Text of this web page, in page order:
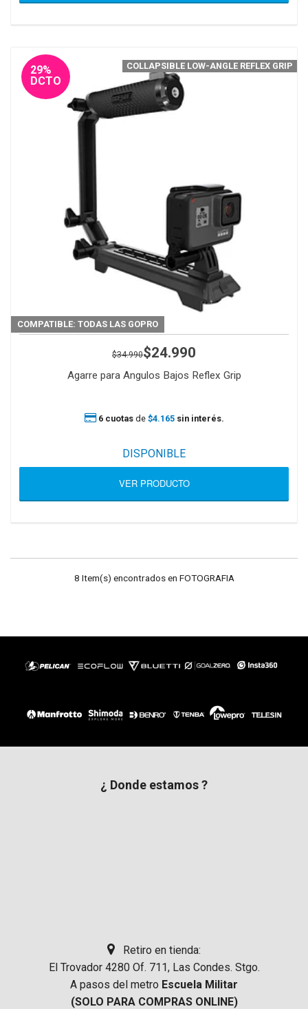
COMPATIBLE: TODAS LAS GOPRO
29%
DCTO
$34.990$24.990
Agarre para Angulos Bajos Reflex Grip
COLLAPSIBLE LOW-ANGLE REFLEX GRIP
6 cuotasde $4.165 sin interés.
DISPONIBLE
VER PRODUCTO
8 Item(s) encontrados en FOTOGRAFIA
¿ Donde estamos ?
Retiro en tienda:
El Trovador 4280 Of. 711, Las Condes. Stgo.
A pasos del metro Escuela Militar
(SOLO PARA COMPRAS ONLINE)